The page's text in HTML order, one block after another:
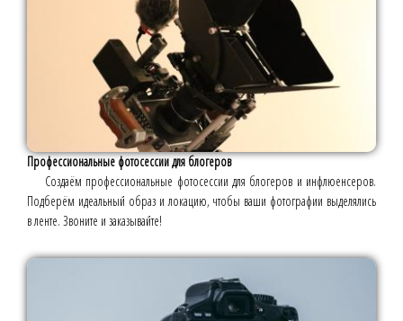
Профессиональные фотосессии для блогеров
Создаём профессиональные фотосессии для блогеров и инфлюенсеров.
Подберём идеальный образ и локацию, чтобы ваши фотографии выделялись
в ленте. Звоните и заказывайте!